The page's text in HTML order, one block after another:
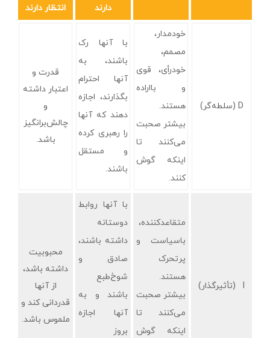
دارند انتظار دارند
D (سلطه‌گر)
خودمدار،
مصمم،
خودرأی، قوی
و بااراده
هستند.
بیشتر صحبت
می‌کنند تا
اینکه گوش
کنند.
با آنها رک
باشند، به
آنها احترام
بگذارند، اجازه
دهند که آنها
را رهبری کرده
و مستقل
باشند.
قدرت و
اعتبار داشته
و
چالش‌برانگیز
باشد.
I (تأثیرگذار)
متقاعدکننده،
باسیاست و
پرتحرک
هستند.
بیشتر صحبت
می‌کنند تا
اینکه گوش
با آنها روابط
دوستانه
داشته باشند،
صادق و
شوخ‌طبع
باشند و به
آنها اجازه
بروز
محبوبیت
داشته باشد،
از آنها
قدردانی کند و
ملموس باشد.